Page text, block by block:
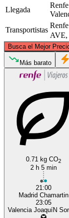
Llegada
Transportistas
AVE,
Busca el Mejor
Madrid
Más barato
0.71 kg CO2
2 h 5 min
21:00
Madrid Chamartin
23:05
Valencia JoaquíN